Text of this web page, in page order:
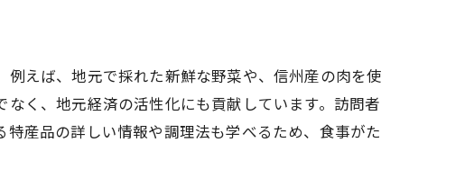
えば、地元で採れた新鮮な野菜や、信州産の肉を使
く、地元経済の活性化にも貢献しています。訪問者
産品の詳しい情報や調理法も学べるため、食事がた